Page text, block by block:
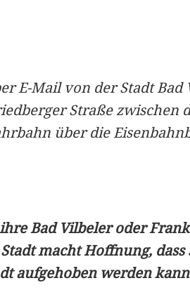
E-Mail von der Stadt
Straße zwischen
über die
Bad Vilbeler oder
macht Hoffnung,
aufgehoben werden